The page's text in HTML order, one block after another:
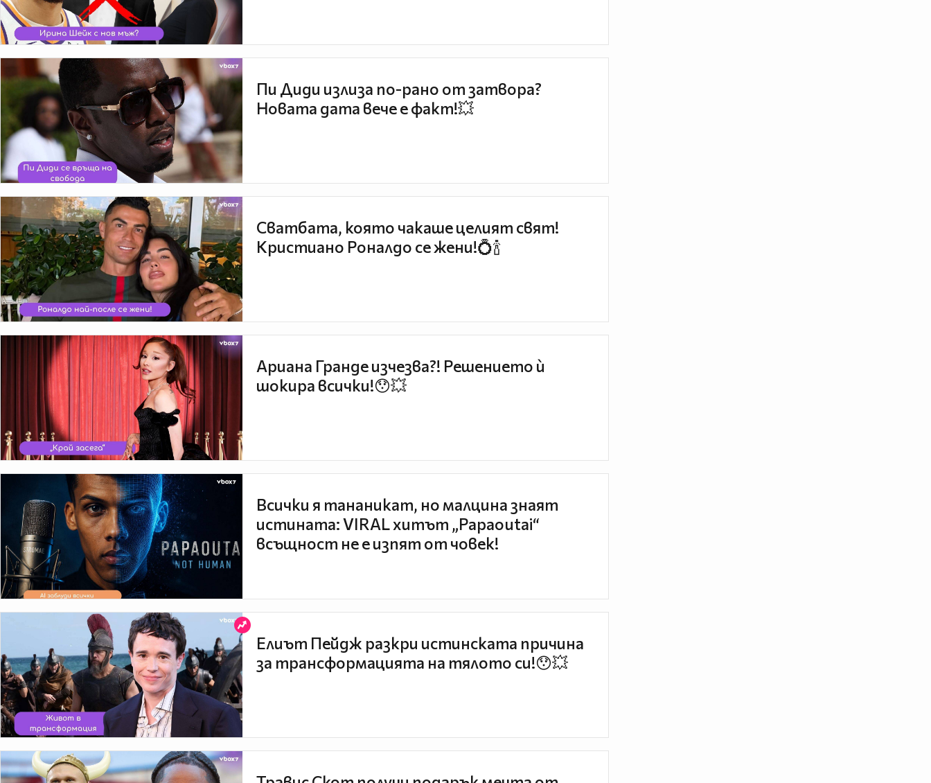
Пи Диди излиза по-рано от затвора?
Новата дата вече е факт!💥
Сватбата, която чакаше целият свят!
Кристиано Роналдо се жени!💍🍾
Ариана Гранде изчезва?! Решението ѝ
шокира всички!😯💥
Всички я тананикат, но малцина знаят
истината: VIRAL хитът „Papaoutai“
всъщност не е изпят от човек!
Елиът Пейдж разкри истинската причина
за трансформацията на тялото си!😯💥